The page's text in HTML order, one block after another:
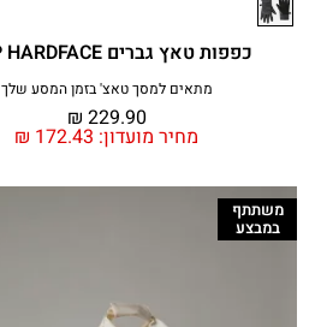
כפפות טאץ גברים ETIP HARDFACE
מתאים למסך טאצ' בזמן המסע שלך
מחיר מועדון: ₪ 172.43
₪ 229.90
משתתף
במבצע